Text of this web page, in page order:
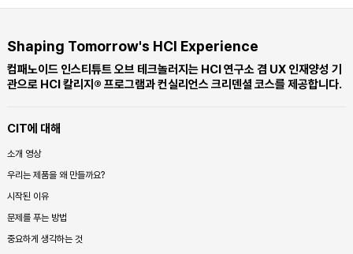
Shaping Tomorrow's HCI Experience
컴패노이드 인스티튜트 오브 테크놀러지는 HCI 연구소 겸 UX 인재양성 기
관으로 HCI 칼리지® 프로그램과 컨실리언스 크리덴셜 코스를 제공합니다.
CIT에 대해
소개 영상
우리는 제품을 왜 만들까요?
시작된 이유
문제를 푸는 방법
중요하게 생각하는 것